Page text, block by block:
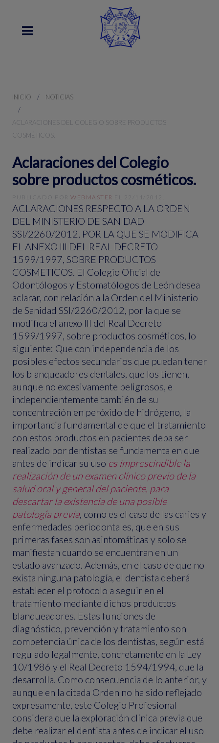
INICIO NOTICIAS
ACLARACIONES DEL COLEGIO SOBRE PRODUCTOS
COSMÉTICOS.
Aclaraciones del Colegio
sobre productos cosméticos.
PUBLICADO POR WEBMASTER EL 22/11/2012
ACLARACIONES RESPECTO A LA ORDEN
DEL MINISTERIO DE SANIDAD
SSI/2260/2012, POR LA QUE SE MODIFICA
EL ANEXO III DEL REAL DECRETO
1599/1997, SOBRE PRODUCTOS
COSMETICOS. El Colegio Oficial de
Odontólogos y Estomatólogos de León desea
aclarar, con relación a la Orden del Ministerio
de Sanidad SSI/2260/2012, por la que se
modifica el anexo III del Real Decreto
1599/1997, sobre productos cosméticos, lo
siguiente: Que con independencia de los
posibles efectos secundarios que puedan tener
los blanqueadores dentales, que los tienen,
aunque no excesivamente peligrosos, e
independientemente también de su
concentración en peróxido de hidrógeno, la
importancia fundamental de que el tratamiento
con estos productos en pacientes deba ser
realizado por dentistas se fundamenta en que
antes de indicar su uso es imprescindible la
realización de un examen clínico previo de la
salud oral y general del paciente, para
descartar la existencia de una posible
patología previa, como es el caso de las caries y
enfermedades periodontales, que en sus
primeras fases son asintomáticas y solo se
manifiestan cuando se encuentran en un
estado avanzado. Además, en el caso de que no
exista ninguna patología, el dentista deberá
establecer el protocolo a seguir en el
tratamiento mediante dichos productos
blanqueadores. Estas funciones de
diagnóstico, prevención y tratamiento son
competencia única de los dentistas, según está
regulado legalmente, concretamente en la Ley
10/1986 y el Real Decreto 1594/1994, que la
desarrolla. Como consecuencia de lo anterior, y
aunque en la citada Orden no ha sido reflejado
expresamente, este Colegio Profesional
considera que la exploración clínica previa que
debe realizar el dentista antes de indicar el uso